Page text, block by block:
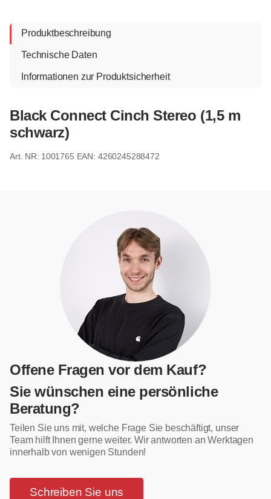
Produktbeschreibung
Technische Daten
Informationen zur Produktsicherheit
Black Connect Cinch Stereo (1,5 m
schwarz)
1001765 EAN: 4260245288472
Offene Fragen vor dem Kauf?
Sie wünschen eine persönliche
Beratung?
Teilen Sie uns mit, welche Frage Sie beschäftigt, unser
Team hilft Ihnen gerne weiter. Wir antworten an Werktagen
innerhalb von wenigen Stunden!
Schreiben Sie uns